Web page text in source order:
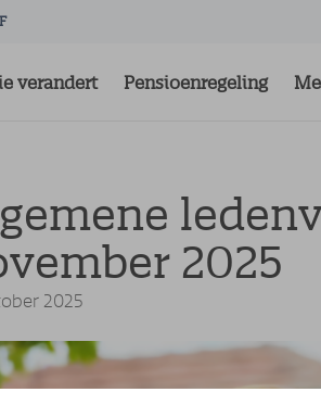
verandert Pensioenregeling
2025
2025